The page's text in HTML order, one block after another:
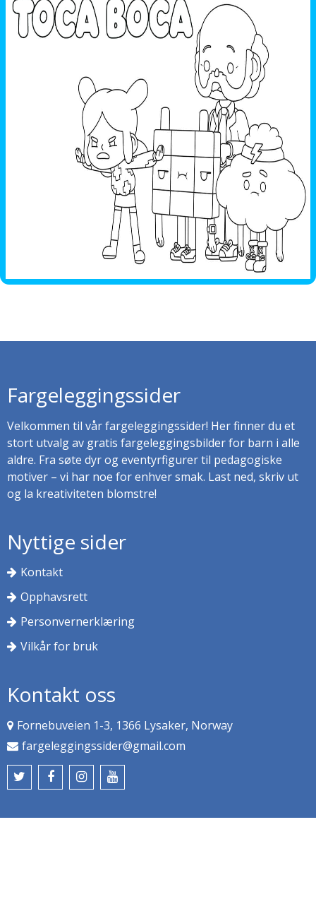
Fargeleggingssider
Velkommen til vår fargeleggingssider! Her finner du et
stort utvalg av gratis fargeleggingsbilder for barn i alle
aldre. Fra søte dyr og eventyrfigurer til pedagogiske
motiver – vi har noe for enhver smak. Last ned, skriv ut
og la kreativiteten blomstre!
Nyttige sider
Kontakt
Opphavsrett
Personvernerklæring
Vilkår for bruk
Kontakt oss
Fornebuveien 1-3, 1366 Lysaker, Norway
fargeleggingssider@gmail.com